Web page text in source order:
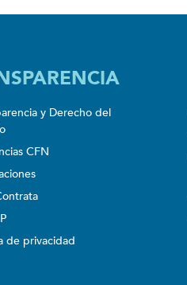
y Derecho del
CFN
de privacidad